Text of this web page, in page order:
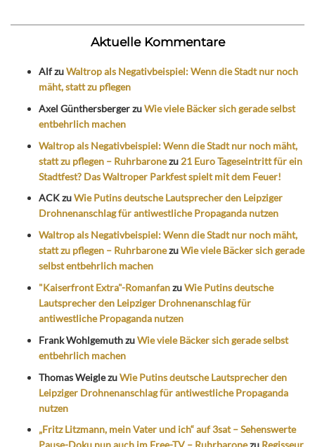
Aktuelle Kommentare
AlfzuWaltrop als Negativbeispiel: Wenn die Stadt nur noch
mäht, statt zu pflegen
Axel GünthersbergerzuWie viele Bäcker sich gerade selbst
entbehrlich machen
Waltrop als Negativbeispiel: Wenn die Stadt nur noch mäht,
statt zu pflegen – Ruhrbaronezu 21 Euro Tageseintritt für ein
Stadtfest? Das Waltroper Parkfest spielt mit dem Feuer!
ACKzuWie Putins deutsche Lautsprecher den Leipziger
Drohnenanschlag für antiwestliche Propaganda nutzen
Waltrop als Negativbeispiel: Wenn die Stadt nur noch mäht,
statt zu pflegen – RuhrbaronezuWie viele Bäcker sich gerade
selbst entbehrlich machen
"Kaiserfront Extra"-RomanfanzuWie Putins deutsche
Lautsprecher den Leipziger Drohnenanschlag für
antiwestliche Propaganda nutzen
Frank WohlgemuthzuWie viele Bäcker sich gerade selbst
entbehrlich machen
Thomas WeiglezuWie Putins deutsche Lautsprecher den
Leipziger Drohnenanschlag für antiwestliche Propaganda
nutzen
„Fritz Litzmann, mein Vater und ich“ auf 3sat – Sehenswerte